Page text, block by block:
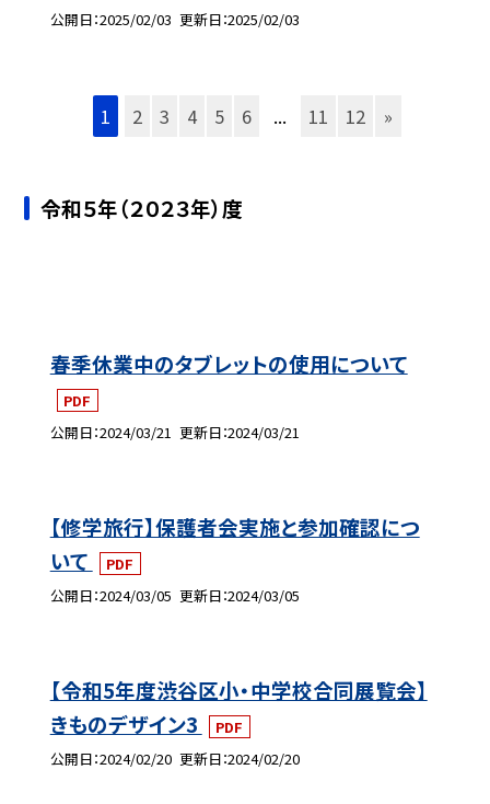
公開日 2025/02/03 更新日 2025/02/03
1 2 3 4 5 6 ... 11 12 »
令和５年（２０２３年）度
春季休業中のタブレットの使用について
PDF
公開日 2024/03/21 更新日 2024/03/21
【修学旅行】保護者会実施と参加確認につ
いて
PDF
公開日 2024/03/05 更新日 2024/03/05
【令和5年度渋谷区小・中学校合同展覧会】
きものデザイン3
PDF
公開日 2024/02/20 更新日 2024/02/20